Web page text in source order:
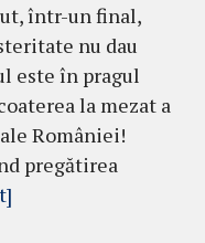
într-un final,
nu dau
este în pragul
la mezat a
României!
pregătirea